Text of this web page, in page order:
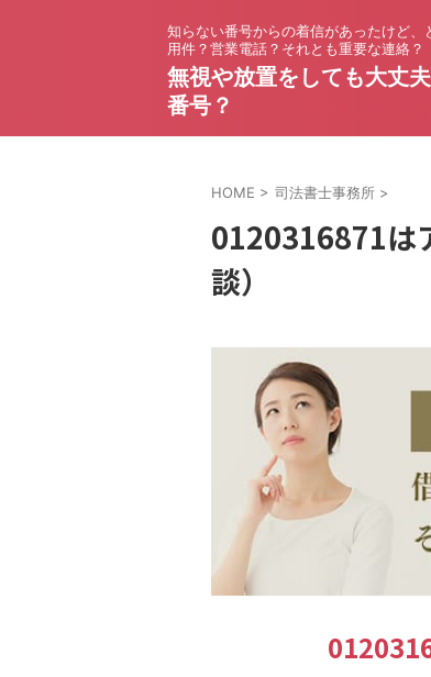
知らない番号からの着信があったけど、
用件？営業電話？それとも重要な連絡？
無視や放置をしても大丈
番号？
HOME > 司法書士事務所 >
0120316871は
談）